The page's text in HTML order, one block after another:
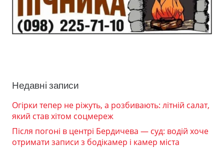
Недавні записи
Огірки тепер не ріжуть, а розбивають: літній салат,
який став хітом соцмереж
Після погоні в центрі Бердичева — суд: водій хоче
отримати записи з бодікамер і камер міста